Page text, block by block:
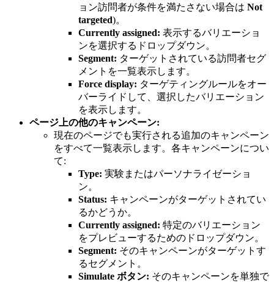
ョン訪問者が条件を満たさない場合は Not
targeted)。
Currently assigned: 表示するバリエーショ
ンを選択するドロップダウン。
Segment: ターゲットされている訪問者セグ
メントを一覧表示します。
Force display: ターゲティングルールをオー
バーライドして、選択したバリエーション
を表示します。
ページ上の他のキャンペーン:
現在のページでも実行される追加のキャンペーン
をすべて一覧表示します。各キャンペーンについ
て:
Type: 実験またはパーソナライゼーショ
ン。
Status: キャンペーンがターゲットされてい
るかどうか。
Currently assigned: 特定のバリエーション
をプレビューするためのドロップダウン。
Segment: そのキャンペーンがターゲットす
るセグメント。
Simulate ボタン: そのキャンペーンを単独で